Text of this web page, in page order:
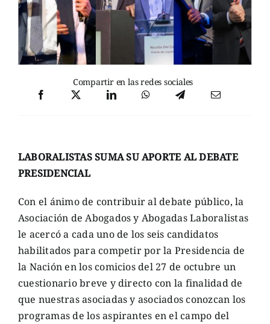
Compartir en las redes sociales
LABORALISTAS SUMA SU APORTE AL DEBATE
PRESIDENCIAL
Con el ánimo de contribuir al debate público, la
Asociación de Abogados y Abogadas Laboralistas
le acercó a cada uno de los seis candidatos
habilitados para competir por la Presidencia de
la Nación en los comicios del 27 de octubre un
cuestionario breve y directo con la finalidad de
que nuestras asociadas y asociados conozcan los
programas de los aspirantes en el campo del